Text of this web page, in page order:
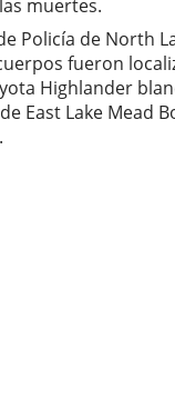
muertes.
Policía de North
fueron
Highlander
East Lake Mead